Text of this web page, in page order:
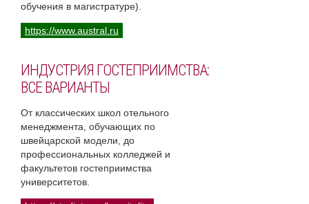
обучения в магистратуре).
https://www.austral.ru
ИНДУСТРИЯ ГОСТЕПРИИМСТВА:
ВСЕ ВАРИАНТЫ
От классических школ отельного
менеджмента, обучающих по
швейцарской модели, до
профессиональных колледжей и
факультетов гостеприимства
университетов.